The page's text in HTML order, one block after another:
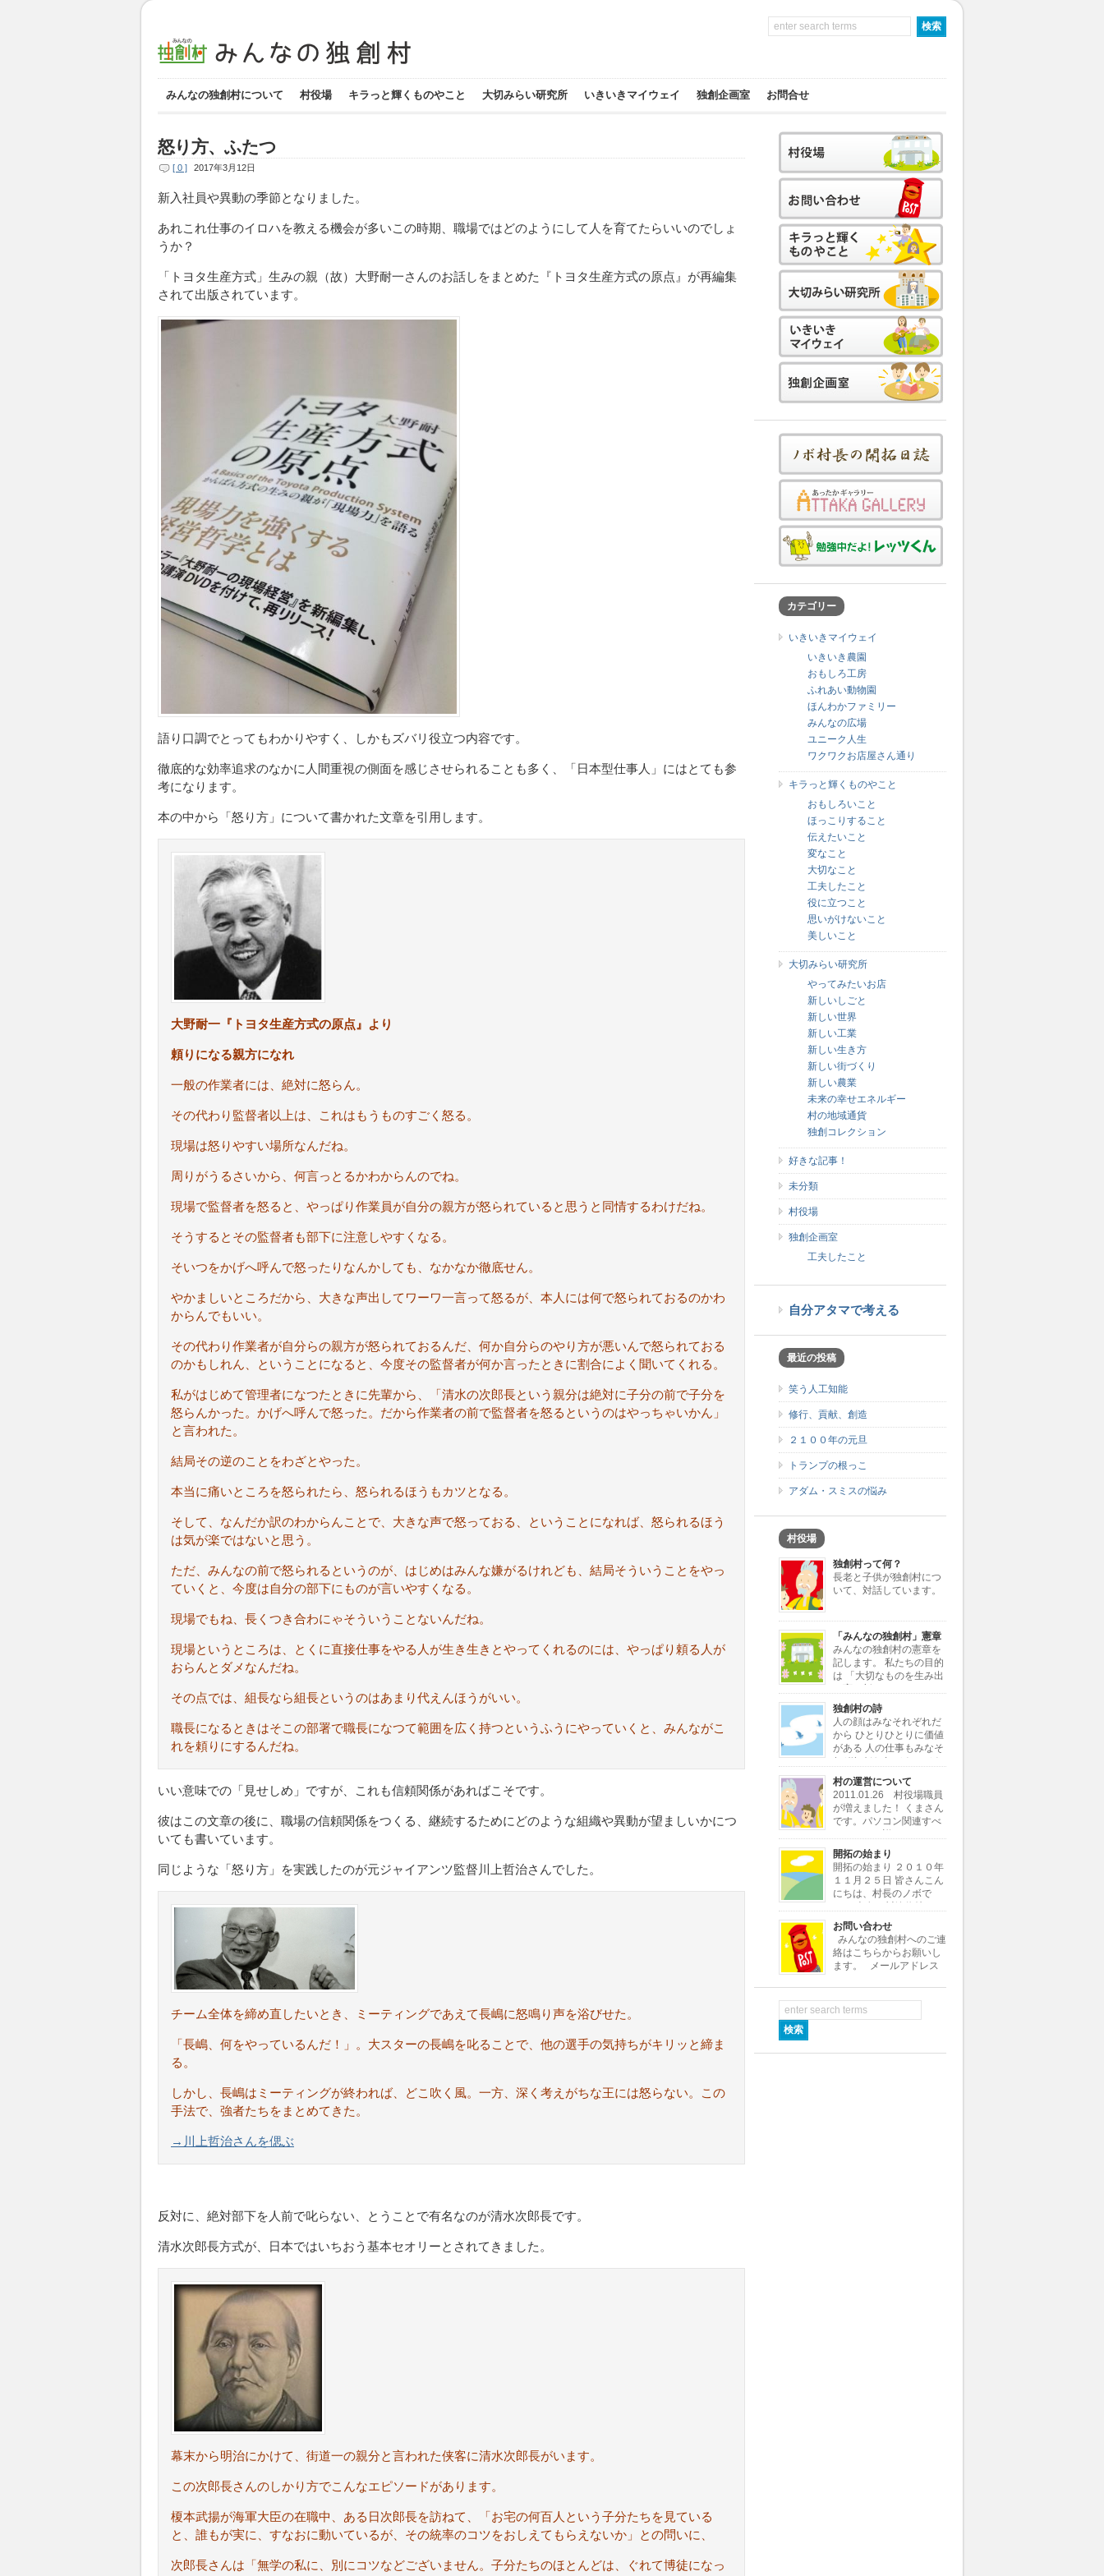
みんなの独創村について 村役場 キラっと輝くものやこと 大切みらい研究所 いきいきマイウェイ 独創企画室 お問合せ
怒り方、ふたつ
[ 0 ] 2017年3月12日
新入社員や異動の季節となりました。
あれこれ仕事のイロハを教える機会が多いこの時期、職場ではどのようにして人を育てたらいいのでしょ
うか？
「トヨタ生産方式」生みの親（故）大野耐一さんのお話しをまとめた 『トヨタ生産方式の原点』 が再編集
されて出版されています。
語り口調でとってもわかりやすく、しかもズバリ役立つ内容です。
徹底的な効率追求のなかに人間重視の側面を感じさせられることも多く、「日本型仕事人」にはとても参
考になります。
本の中から「怒り方」について書かれた文章を引用します。
大野耐一『トヨタ生産方式の原点』より
頼りになる親方になれ
一般の作業者には、絶対に怒らん。
その代わり監督者以上は、これはもうものすごく怒る。
現場は怒りやすい場所なんだね。
周りがうるさいから、何言っとるかわからんのでね。
現場で監督者を怒ると、やっぱり作業員が自分の親方が怒られていると思うと同情するわけだね。
そうするとその監督者も部下に注意しやすくなる。
そいつをかげへ呼んで怒ったりなんかしても、なかなか徹底せん。
やかましいところだから、大きな声出してワーワ一言って怒るが、本人には何で怒られておるのかわ
からんでもいい。
その代わり作業者が自分らの親方が怒られておるんだ、何か自分らのやり方が悪いんで怒られておる
のかもしれん、ということになると、今度その監督者が何か言ったときに割合によく聞いてくれる。
私がはじめて管理者になつたときに先輩から、「清水の次郎長という親分は絶対に子分の前で子分を
怒らんかった。かげへ呼んで怒った。だから作業者の前で監督者を怒るというのはやっちゃいかん」
と言われた。
結局その逆のことをわざとやった。
本当に痛いところを怒られたら、怒られるほうもカツとなる。
そして、なんだか訳のわからんことで、大きな声で怒っておる、ということになれば、怒られるほう
は気が楽ではないと思う。
ただ、みんなの前で怒られるというのが、はじめはみんな嫌がるけれども、結局そういうことをやっ
ていくと、今度は自分の部下にものが言いやすくなる。
現場でもね、長くつき合わにゃそういうことないんだね。
現場というところは、とくに直接仕事をやる人が生き生きとやってくれるのには、やっぱり頼る人が
おらんとダメなんだね。
その点では、組長なら組長というのはあまり代えんほうがいい。
職長になるときはそこの部署で職長になつて範囲を広く持つというふうにやっていくと、みんながこ
れを頼りにするんだね。
いい意味での「見せしめ」ですが、これも信頼関係があればこそです。
彼はこの文章の後に、職場の信頼関係をつくる、継続するためにどのような組織や異動が望ましいかにつ
いても書いています。
同じような「怒り方」を実践したのが元ジャイアンツ監督川上哲治さんでした。
チーム全体を締め直したいとき、ミーティングであえて長嶋に怒鳴り声を浴びせた。
「長嶋、何をやっているんだ！」。大スターの長嶋を叱ることで、他の選手の気持ちがキリッと締ま
る。
しかし、長嶋はミーティングが終われば、どこ吹く風。一方、深く考えがちな王には怒らない。この
手法で、強者たちをまとめてきた。
→川上哲治さんを偲ぶ
反対に、絶対部下を人前で叱らない、とうことで有名なのが清水次郎長です。
清水次郎長方式が、日本ではいちおう基本セオリーとされてきました。
幕末から明治にかけて、街道一の親分と言われた侠客に清水次郎長がいます。
この次郎長さんのしかり方でこんなエピソードがあります。
榎本武揚が海軍大臣の在職中、ある日次郎長を訪ねて、「お宅の何百人という子分たちを見ている
と、誰もが実に、すなおに動いているが、その統率のコツをおしえてもらえないか」との問いに、
次郎長さんは「無学の私に、別にコツなどございません。子分たちのほとんどは、ぐれて博徒になっ
カテゴリー
いきいきマイウェイ
いきいき農園
おもしろ工房
ふれあい動物園
ほんわかファミリー
みんなの広場
ユニーク人生
ワクワクお店屋さん通り
キラっと輝くものやこと
おもしろいこと
ほっこりすること
伝えたいこと
変なこと
大切なこと
工夫したこと
役に立つこと
思いがけないこと
美しいこと
大切みらい研究所
やってみたいお店
新しいしごと
新しい世界
新しい工業
新しい生き方
新しい街づくり
新しい農業
未来の幸せエネルギー
村の地域通貨
独創コレクション
好きな記事！
未分類
村役場
独創企画室
工夫したこと
自分アタマで考える
最近の投稿
笑う人工知能
修行、貢献、創造
２１００年の元旦
トランプの根っこ
アダム・スミスの悩み
村役場
独創村って何？
長老と子供が独創村につ
いて、対話しています。
「みんなの独創村」憲章
みんなの独創村の憲章を
記します。 私たちの目的
は 「大切なものを生み出
ィーの創造」 私たちが行う仕事は
「大切なものを独創すること」 「独
創を加えて大切なものに変えること」
私たちが考える大切なもの […]
独創村の詩
人の顔はみなそれぞれだ
から ひとりひとりに価値
がある 人の仕事もみなそ
れぞれだから ひとつひと
つに価値がある 同じ顔とか同じ仕事
じゃ 自分が何かわからない 独創村で
もういちど とり戻したい大切な価値
ひとりひとりと ひと […]
村の運営について
2011.01.26 村役場職員
が増えました！ くまさん
です。パソコン関連すべ
てにとても詳しいです
よ。よろしく！
・・・・・・・・・・・・・・・・・・・・・・・・・・・・・・・・
[…]
開拓の始まり
開拓の始まり ２０１０年
１１月２５日 皆さんこん
にちは、村長のノボで
す。 本名は川嶋信雄とい
いますが、小さい頃ノブオがなまって
ノボちゃんといわれていたので、この
村ではノボ村長にしました。 さて私
はある小さな会社の社長をし […]
お問い合わせ
みんなの独創村へのご連
絡はこちらからお願いし
ます。 メールアドレス
して下さい。 村役場では村つくり
[…]